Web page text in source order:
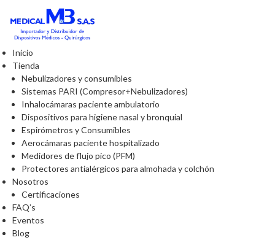
Inicio
Tienda
Nebulizadores y consumibles
Sistemas PARI (Compresor+Nebulizadores)
Inhalocámaras paciente ambulatorio
Dispositivos para higiene nasal y bronquial
Espirómetros y Consumibles
Aerocámaras paciente hospitalizado
Medidores de flujo pico (PFM)
Protectores antialérgicos para almohada y colchón
Nosotros
Certificaciones
FAQ’s
Eventos
Blog